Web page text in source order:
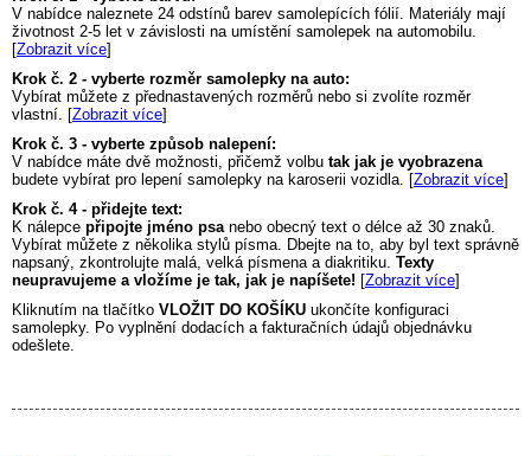
V nabídce naleznete 24 odstínů barev samolepících fólií. Materiály mají
životnost 2-5 let v závislosti na umístění samolepek na automobilu.
[Zobrazit více]
Krok č. 2 - vyberte rozměr samolepky na auto:
Vybírat můžete z přednastavených rozměrů nebo si zvolíte rozměr
vlastní. [Zobrazit více]
Krok č. 3 - vyberte způsob nalepení:
V nabídce máte dvě možnosti, přičemž volbu tak jak je vyobrazena
budete vybírat pro lepení samolepky na karoserii vozidla. [Zobrazit více]
Krok č. 4 - přidejte text:
K nálepce připojte jméno psa nebo obecný text o délce až 30 znaků.
Vybírat můžete z několika stylů písma. Dbejte na to, aby byl text správně
napsaný, zkontrolujte malá, velká písmena a diakritiku. Texty
neupravujeme a vložíme je tak, jak je napíšete! [Zobrazit více]
Kliknutím na tlačítko VLOŽIT DO KOŠÍKU ukončíte konfiguraci
samolepky. Po vyplnění dodacích a fakturačních údajů objednávku
odešlete.